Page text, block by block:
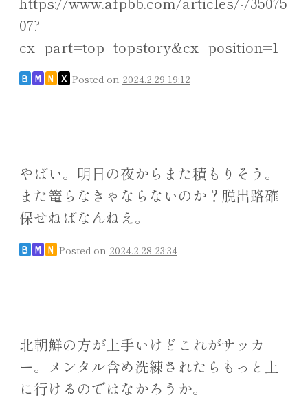
07?
cx_part=top_topstory&cx_position=1
B M N X Posted on 2024.2.29 19:12
やばい。明日の夜からまた積もりそう。
また篭らなきゃならないのか？脱出路確
保せねばなんねえ。
B M N Posted on 2024.2.28 23:34
北朝鮮の方が上手いけどこれがサッカ
ー。メンタル含め洗練されたらもっと上
に行けるのではなかろうか。